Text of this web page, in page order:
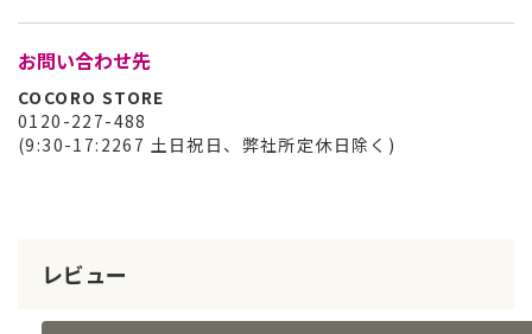
お問い合わせ先
COCORO STORE
0120-227-488
(9:30-17:2267 土日祝日、弊社所定休日除く)
レビュー